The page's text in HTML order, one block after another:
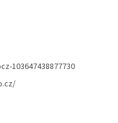
103647438877730